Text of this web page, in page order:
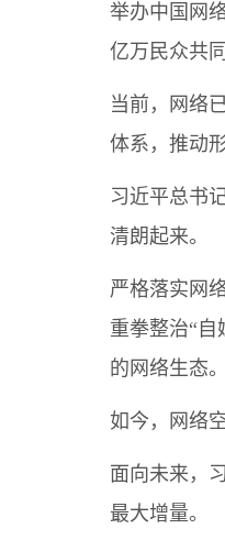
举办中国网
亿万民众共
当前，网络
体系，推动
习近平总书
清朗起来。
严格落实网
重拳整治“
的网络生态。
如今，网络
面向未来，
最大增量。